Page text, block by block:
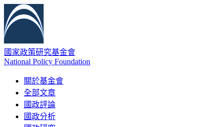
國家政策研究基金會
National Policy Foundation
關於基金會
全部文章
國政評論
國政分析